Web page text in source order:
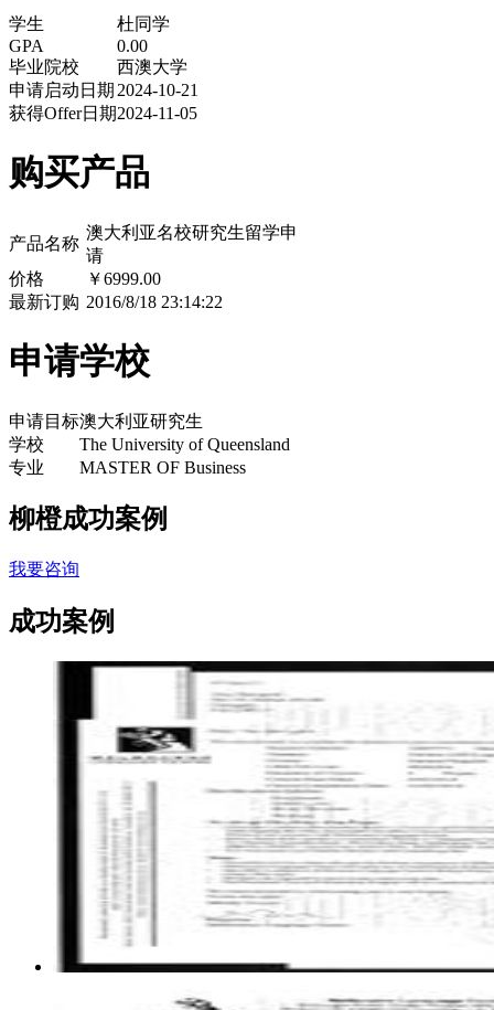
学生
杜同学
GPA
0.00
毕业院校
西澳大学
申请启动日期 2024-10-21
获得Offer日期2024-11-05
购买产品
产品名称
澳大利亚名校研究生留学申
请
价格
￥6999.00
最新订购 2016/8/18 23:14:22
申请学校
申请目标澳大利亚研究生
学校
The University of Queensland
专业
MASTER OF Business
柳橙成功案例
我要咨询
成功案例